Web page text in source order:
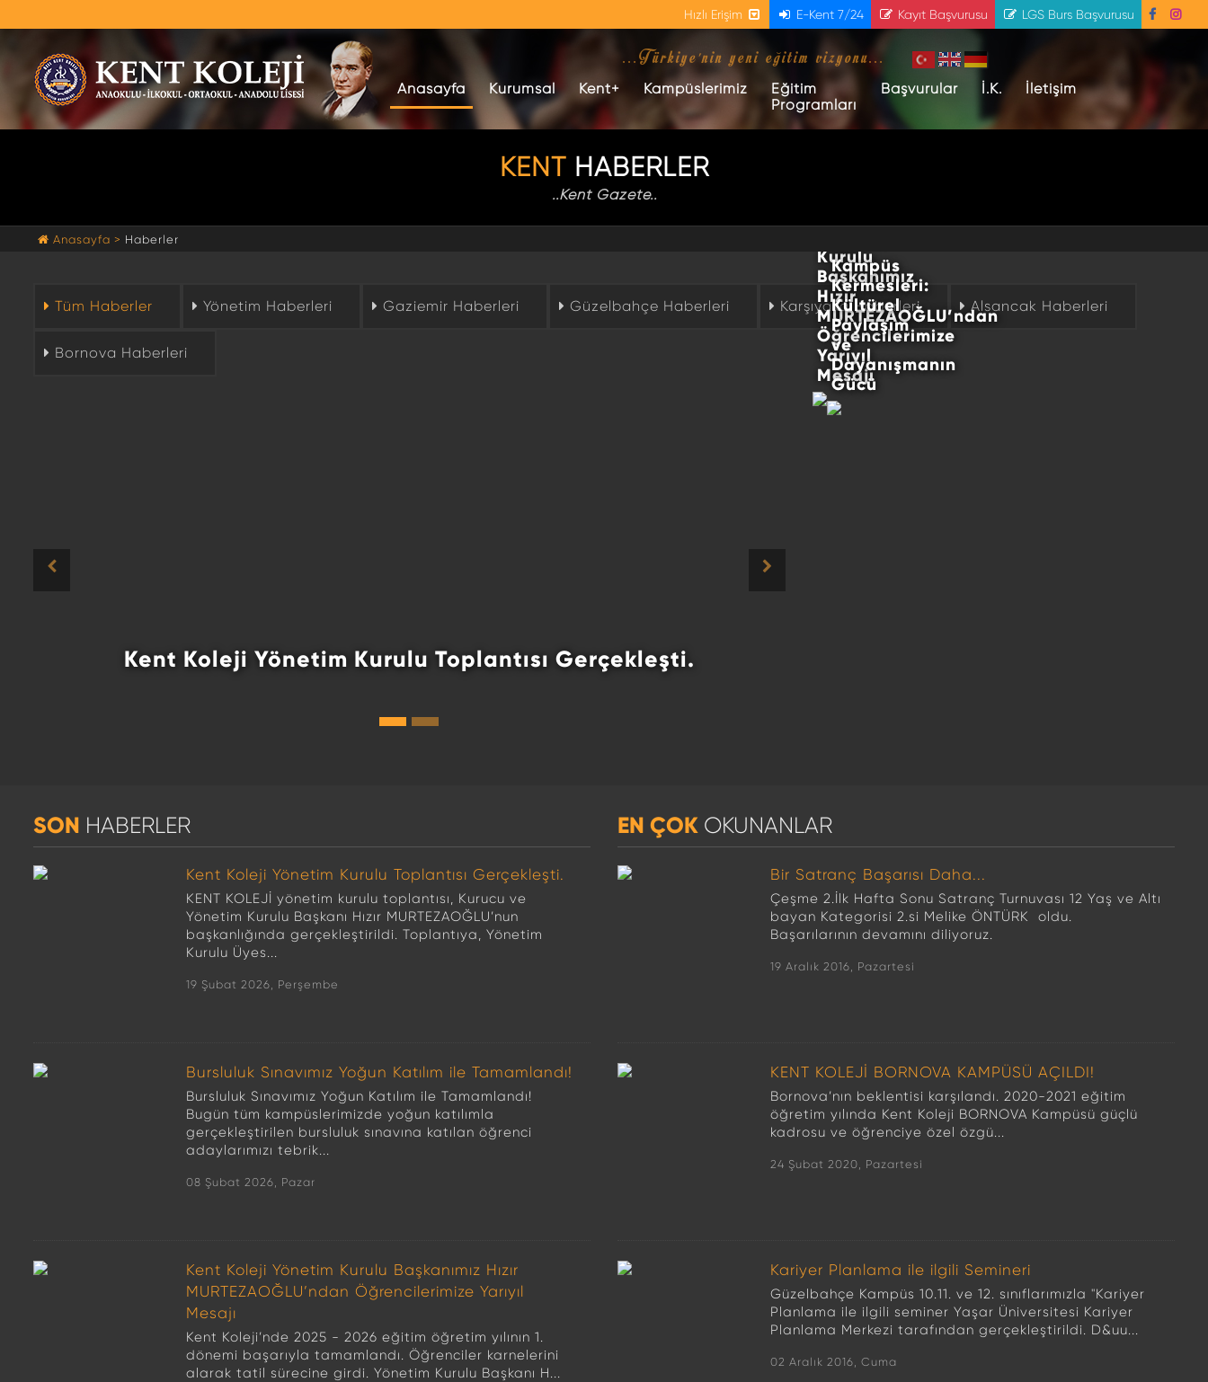
Hızlı Erişim E-Kent 7/24 Kayıt Başvurusu LGS Burs Başvurusu
...Türkiye'nin yeni eğitim vizyonu...
Anasayfa (current)
Kurumsal Kent+ Kampüslerimiz
Eğitim
Programları
Başvurular İ.K. İletişim
KENTHABERLER
..Kent Gazete..
Anasayfa > Haberler
Tüm Haberler Yönetim Haberleri Gaziemir Haberleri Güzelbahçe Haberleri Karşıyaka Haberleri Alsancak Haberleri
Bornova Haberleri
Bursluluk Sınavımız Yoğun Katılım ile Tamamlandı! ...
Kurulu
Başkanımız
Hızır
MURTEZAOĞLU’ndan
Öğrencilerimize
Yarıyıl
Mesajı
Yeni
Kampüs
Kermesleri:
Kültürel
Paylaşım
ve
Dayanışmanın
Gücü
SON HABERLER
Kent Koleji Yönetim Kurulu Toplantısı Gerçekleşti.
KENT KOLEJİ yönetim kurulu toplantısı, Kurucu ve
Yönetim Kurulu Başkanı Hızır MURTEZAOĞLU’nun
başkanlığında gerçekleştirildi. Toplantıya, Yönetim
Kurulu Üyes...
19 Şubat 2026, Perşembe
Bursluluk Sınavımız Yoğun Katılım ile Tamamlandı!
Bursluluk Sınavımız Yoğun Katılım ile Tamamlandı!
Bugün tüm kampüslerimizde yoğun katılımla
gerçekleştirilen bursluluk sınavına katılan öğrenci
adaylarımızı tebrik...
08 Şubat 2026, Pazar
Kent Koleji Yönetim Kurulu Başkanımız Hızır
MURTEZAOĞLU’ndan Öğrencilerimize Yarıyıl
Mesajı
Kent Koleji’nde 2025 - 2026 eğitim öğretim yılının 1.
dönemi başarıyla tamamlandı. Öğrenciler karnelerini
alarak tatil sürecine girdi. Yönetim Kurulu Başkanı H...
EN ÇOK OKUNANLAR
Bir Satranç Başarısı Daha...
Çeşme 2.İlk Hafta Sonu Satranç Turnuvası 12 Yaş ve Altı
bayan Kategorisi 2.si Melike ÖNTÜRK oldu.
Başarılarının devamını diliyoruz.
19 Aralık 2016, Pazartesi
KENT KOLEJİ BORNOVA KAMPÜSÜ AÇILDI!
Bornova’nın beklentisi karşılandı. 2020-2021 eğitim
öğretim yılında Kent Koleji BORNOVA Kampüsü güçlü
kadrosu ve öğrenciye özel özgü...
24 Şubat 2020, Pazartesi
Kariyer Planlama ile ilgili Semineri
Güzelbahçe Kampüs 10.11. ve 12. sınıflarımızla "Kariyer
Planlama ile ilgili seminer Yaşar Üniversitesi Kariyer
Planlama Merkezi tarafından gerçekleştirildi. D&uu...
02 Aralık 2016, Cuma